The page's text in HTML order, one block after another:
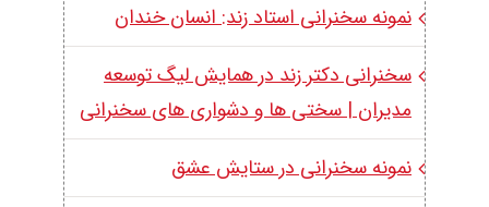
نمونه سخنرانی استاد زند: انسان خندان
سخنرانی دکتر زند در همایش لیگ توسعه
مدیران | سختی ها و دشواری های سخنرانی
نمونه سخنرانی در ستایش عشق